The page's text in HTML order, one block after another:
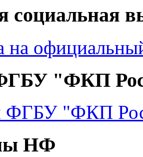
социальная
на
"ФКП
ФГБУ "ФКП
НФ